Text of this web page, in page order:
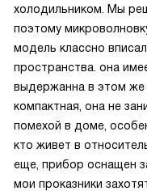
холодильником. Мы
поэтому
модель классно
пространства. она
выдержанна в этом же
компактная, она не
помехой в доме,
кто живет в
еще, прибор оснащен
мои проказники